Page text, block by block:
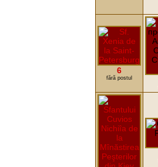
6
fără postul